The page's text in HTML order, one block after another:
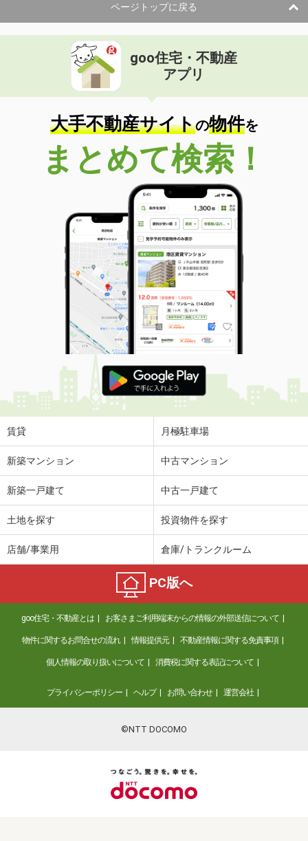
ページトップに戻る
goo住宅・不動産
アプリ
大手不動産サイトの物件を
まとめて検索！
賃貸 月極駐車場
新築マンション 中古マンション
新築一戸建て 中古一戸建て
土地を探す 投資物件を探す
店舗/事業用 倉庫/トランクルーム
PC版へ
goo住宅・不動産とは お客さまご利用端末からの情報の外部送信について
物件に関するお問合せの流れ 情報提供元 不動産情報に関する免責事項
個人情報の取り扱いについて 消費税に関する表記について
プライバシーポリシー ヘルプ お問い合わせ 運営会社
©NTT DOCOMO